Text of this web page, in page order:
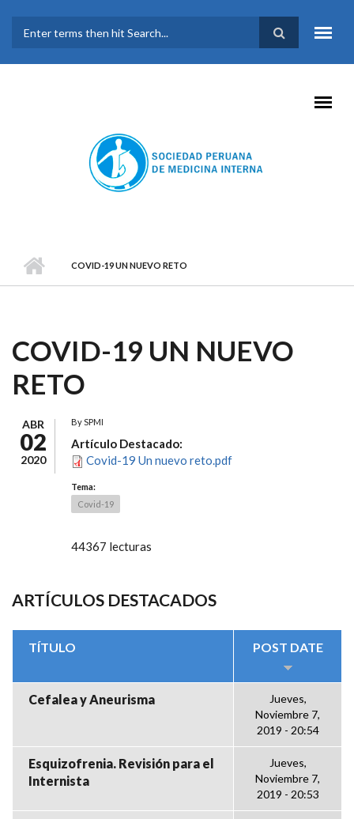
FORMULARIO DE
BÚSQUEDA
COVID-19 UN NUEVO RETO
COVID-19 UN NUEVO
RETO
ABR
02
2020
BySPMI
Artículo Destacado:
Covid-19 Un nuevo reto.pdf
Tema:
Covid-19
44367 lecturas
ARTÍCULOS DESTACADOS
TÍTULO POST DATE
Cefalea y Aneurisma
Jueves,
Noviembre 7,
2019 - 20:54
Esquizofrenia. Revisión para el
Internista
Jueves,
Noviembre 7,
2019 - 20:53